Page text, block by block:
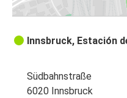
Innsbruck, Estación
Südbahnstraße
6020 Innsbruck